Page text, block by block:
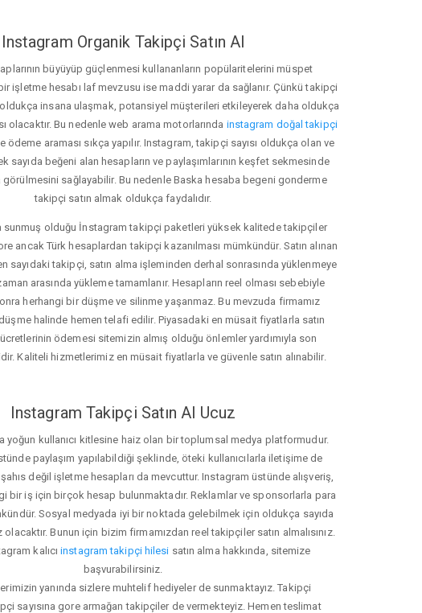
Instagram Organik Takipçi Satın Al
büyüyüp güçlenmesi kullananların popülaritelerini müspet
işletme hesabı laf mevzusu ise maddi yarar da sağlanır. Çünkü takipçi
oldukça insana ulaşmak, potansiyel müşterileri etkileyerek daha oldukça
olacaktır. Bu nedenle web arama motorlarında instagram doğal takipçi
ödeme araması sıkça yapılır. Instagram, takipçi sayısı oldukça olan ve
sayıda beğeni alan hesapların ve paylaşımlarının keşfet sekmesinde
görülmesini sağlayabilir. Bu nedenle Baska hesaba begeni gonderme
takipçi satın almak oldukça faydalıdır.
sunmuş olduğu İnstagram takipçi paketleri yüksek kalitede takipçiler
ancak Türk hesaplardan takipçi kazanılması mümkündür. Satın alınan
sayıdaki takipçi, satın alma işleminden derhal sonrasında yüklenmeye
arasında yükleme tamamlanır. Hesapların reel olması sebebiyle
herhangi bir düşme ve silinme yaşanmaz. Bu mevzuda firmamız
halinde hemen telafi edilir. Piyasadaki en müsait fiyatlarla satın
ödemesi sitemizin almış olduğu önlemler yardımıyla son
Kaliteli hizmetlerimiz en müsait fiyatlarla ve güvenle satın alınabilir.
Instagram Takipçi Satın Al Ucuz
yoğun kullanıcı kitlesine haiz olan bir toplumsal medya platformudur.
paylaşım yapılabildiği şeklinde, öteki kullanıcılarla iletişime de
değil işletme hesapları da mevcuttur. Instagram üstünde alışveriş,
bir iş için birçok hesap bulunmaktadır. Reklamlar ve sponsorlarla para
Sosyal medyada iyi bir noktada gelebilmek için oldukça sayıda
olacaktır. Bunun için bizim firmamızdan reel takipçiler satın almalısınız.
kalıcıinstagram takipçi hilesi satın alma hakkında, sitemize
başvurabilirsiniz.
yanında sizlere muhtelif hediyeler de sunmaktayız. Takipçi
sayısına gore armağan takipçiler de vermekteyiz. Hemen teslimat